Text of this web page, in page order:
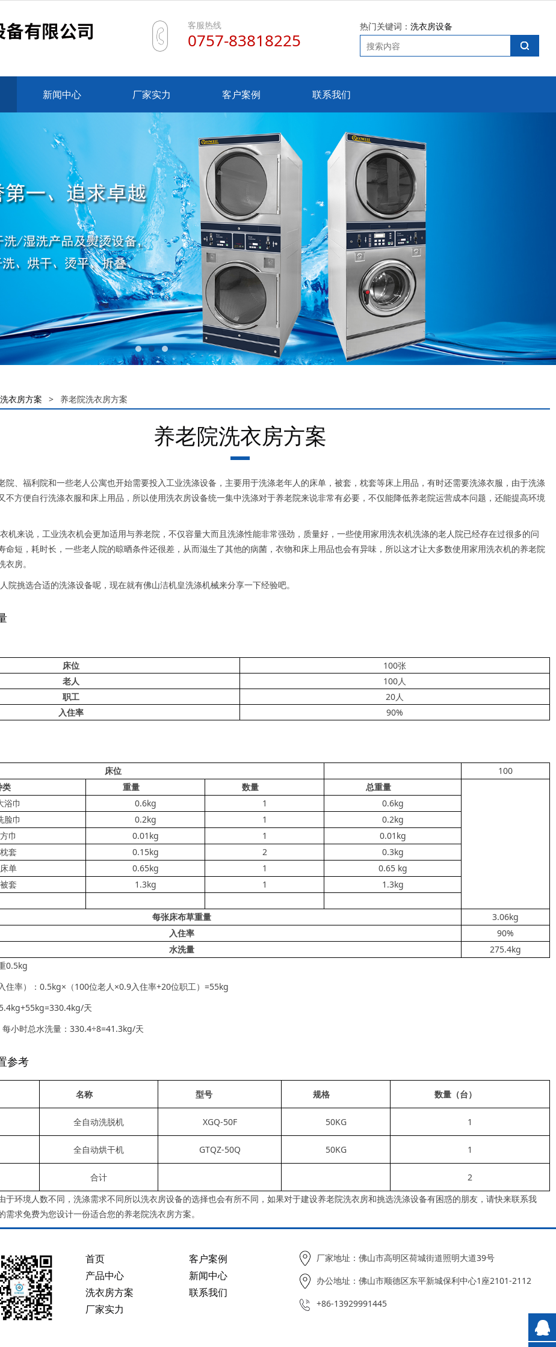
客服热线
0757-83818225
热门关键词： 洗衣房设备
新闻中心 厂家实力 客户案例 联系我们
洗衣房方案 > 养老院洗衣房方案
养老院洗衣房方案
、福利院和一些老人公寓也开始需要投入工业洗涤设备，主要用于洗涤老年人的床单，被套，枕套等床上用品，有时还需要洗涤衣服，由于洗涤
不方便自行洗涤衣服和床上用品，所以使用洗衣房设备统一集中洗涤对于养老院来说非常有必要，不仅能降低养老院运营成本问题，还能提高环境
来说，工业洗衣机会更加适用与养老院，不仅容量大而且洗涤性能非常强劲，质量好，一些使用家用洗衣机洗涤的老人院已经存在过很多的问
命短，耗时长，一些老人院的晾晒条件还很差，从而滋生了其他的病菌，衣物和床上用品也会有异味，所以这才让大多数使用家用洗衣机的养老院
房。
挑选合适的洗涤设备呢，现在就有佛山洁机皇洗涤机械来分享一下经验吧。
床位
100张
老人
100人
职工
20人
入住率
90%
床位
100
种类
重量 数量
总重量
浴巾
0.6kg 1
0.6kg
脸巾
0.2kg 1
0.2kg
方巾
0.01kg 1
0.01kg
枕套
0.15kg 2
0.3kg
床单
0.65kg 1
0.65 kg
被套
1.3kg 1 1.3kg
每张床布草重量
3.06kg
入住率
90%
水洗量
275.4kg
0.5kg
住率）：0.5kg×（100位老人×0.9入住率+20位职工）=55kg
天
小时总水洗量：330.4÷8=41.3kg/天
参考
名称 型号 规格 数量（台）
全自动洗脱机 XGQ-50F 50KG 1
全自动烘干机 GTQZ-50Q 50KG 1
合计
2
环境人数不同，洗涤需求不同所以洗衣房设备的选择也会有所不同，如果对于建设养老院洗衣房和挑选洗涤设备有困惑的朋友，请快来联系我
需求免费为您设计一份适合您的养老院洗衣房方案。
首页
产品中心
洗衣房方案
厂家实力
客户案例
新闻中心
联系我们
厂家地址：佛山市高明区荷城街道照明大道39号
办公地址：佛山市顺德区东平新城保利中心1座2101-2112
+86-13929991445